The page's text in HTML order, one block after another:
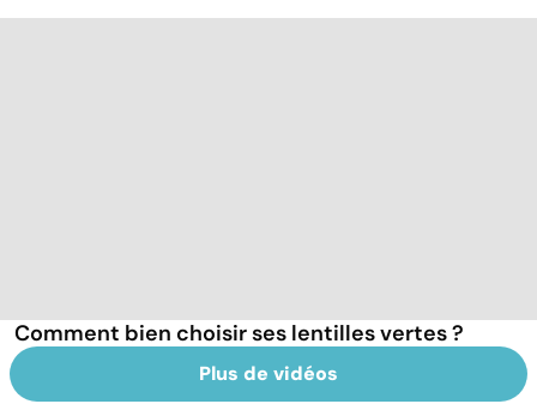
Comment bien choisir ses lentilles vertes ?
Plus de vidéos